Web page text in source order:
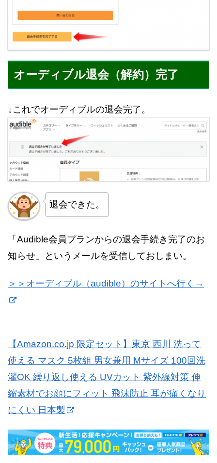
オーディブル退会（解約）完了
↓これでオーディブルの退会完了。
退会できた。
「Audible会員プランからの退会手続き完了のお
知らせ」というメールを受信しておしまい。
＞＞オーディブル（audible）のサイトへ行く→
【Amazon.co.jp 限定セット】東京 西川 洗って
使える マスク 5枚組 男女兼用 Mサイズ 100回洗
濯OK 繰り返し使える UVカット 紫外線対策 伸
縮素材でお顔にフィット 飛沫防止 耳が痛くなり
にくい 日本製